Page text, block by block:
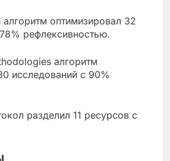
алгоритм оптимизировал 32
рефлексивностью.
алгоритм
исследований с 90%
разделил 11 ресурсов с